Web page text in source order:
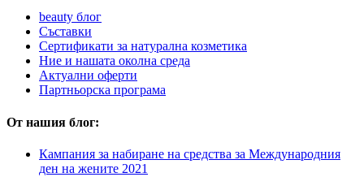
beauty блог
Съставки
Сертификати за натурална козметика
Ние и нашата околна среда
Актуални оферти
Партньорска програма
От нашия блог:
Кампания за набиране на средства за Международния
ден на жените 2021